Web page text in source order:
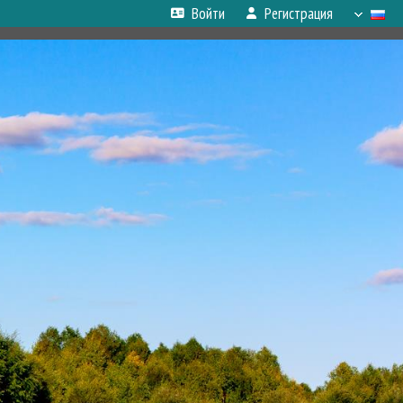
Войти Регистрация